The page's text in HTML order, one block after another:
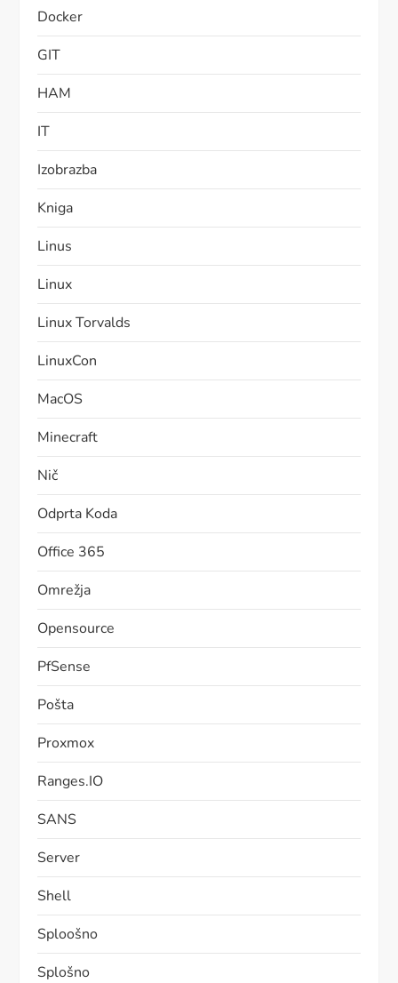
Docker
GIT
HAM
IT
Izobrazba
Kniga
Linus
Linux
Linux Torvalds
LinuxCon
MacOS
Minecraft
Nič
Odprta Koda
Office 365
Omrežja
Opensource
PfSense
Pošta
Proxmox
Ranges.IO
SANS
Server
Shell
Sploošno
Splošno